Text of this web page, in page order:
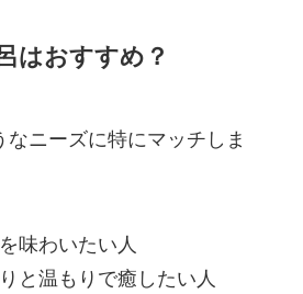
はおすすめ？
ニーズに特にマッチしま
味わいたい人
と温もりで癒したい人